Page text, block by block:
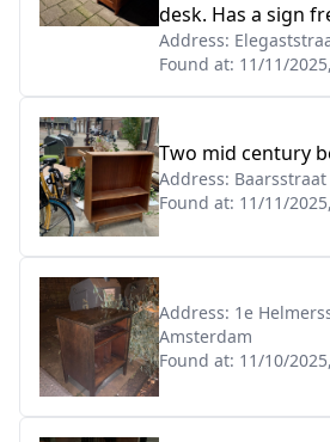
desk. Has a sign
Address:
Found at: 11/11/
Two mid century
Address:
Found at: 11/11/
Address: 1e
Amsterdam
Found at: 11/10/